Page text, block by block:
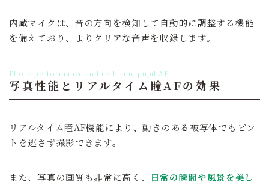
内蔵マイクは、音の方向を検知して自動的に調整する機能
を備えており、よりクリアな音声を収録します。
Photo performance and real-time pupil AF
写真性能とリアルタイム瞳AFの効果
リアルタイム瞳AF機能により、動きのある被写体でもピン
トを逃さず撮影できます。
また、写真の画質も非常に高く、
日常の瞬間や風景を美し